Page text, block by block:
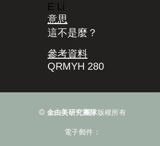
E Li
意思
這不是麼？
參考資料
QRMYH 280
© 金由美研究團隊版權所有
電子郵件：